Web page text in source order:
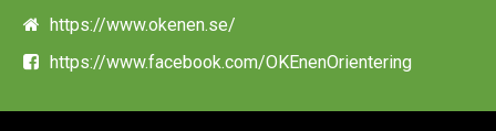
https://www.okenen.se/
https://www.facebook.com/OKEnenOrientering